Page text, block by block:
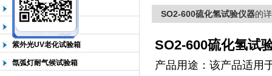
低温恒温试验箱
高低温检测试验箱
紫外光UV老化试验箱
氙弧灯耐气候试验箱
SO2-600硫化氢试验仪器的
SO2-600硫化氢试
产品用途：该产品适用